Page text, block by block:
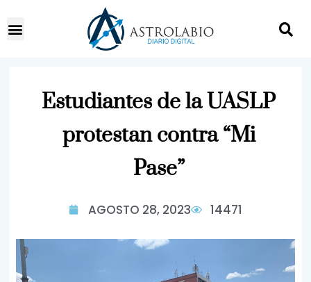
Estudiantes de la UASLP
protestan contra “Mi
Pase”
AGOSTO 28, 2023 14471